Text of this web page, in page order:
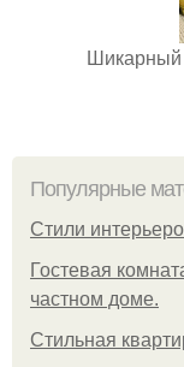
Шикарный
Популярные
Стили
Гостевая
частном доме.
Стильная